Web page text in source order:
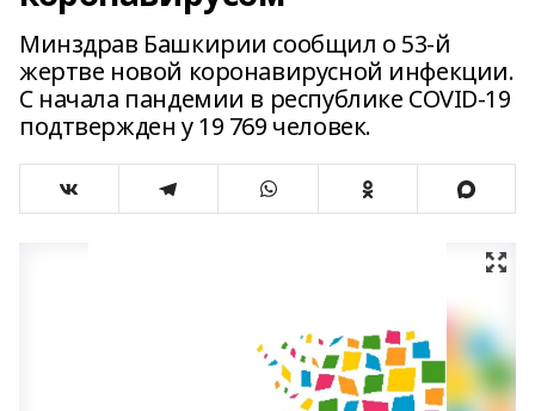
Минздрав Башкирии сообщил о 53-й
жертве новой коронавирусной инфекции.
С начала пандемии в республике COVID-19
подтвержден у 19 769 человек.